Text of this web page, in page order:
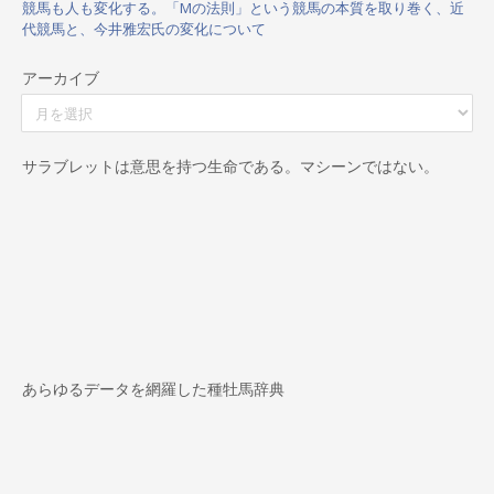
競馬も人も変化する。「Mの法則」という競馬の本質を取り巻く、近
代競馬と、今井雅宏氏の変化について
アーカイブ
イ
サラブレットは意思を持つ生命である。マシーンではない。
あらゆるデータを網羅した種牡馬辞典